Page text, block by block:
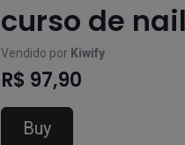
curso de
Vendido por Kiwify
R$ 97,90
Buy